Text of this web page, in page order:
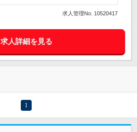
求人管理No. 10520417
求人詳細を見る
1